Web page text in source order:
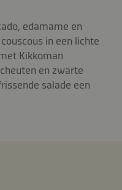
edamame en
in een lichte
Kikkoman
en zwarte
salade een